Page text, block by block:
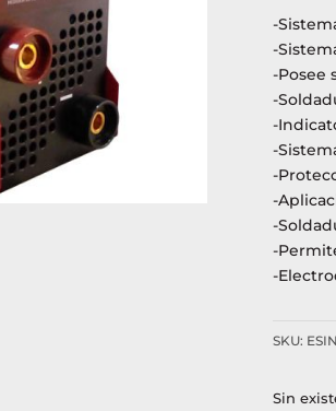
-
-
-Posee
-
-
-
-
-
-
-
-
SKU:
Sin